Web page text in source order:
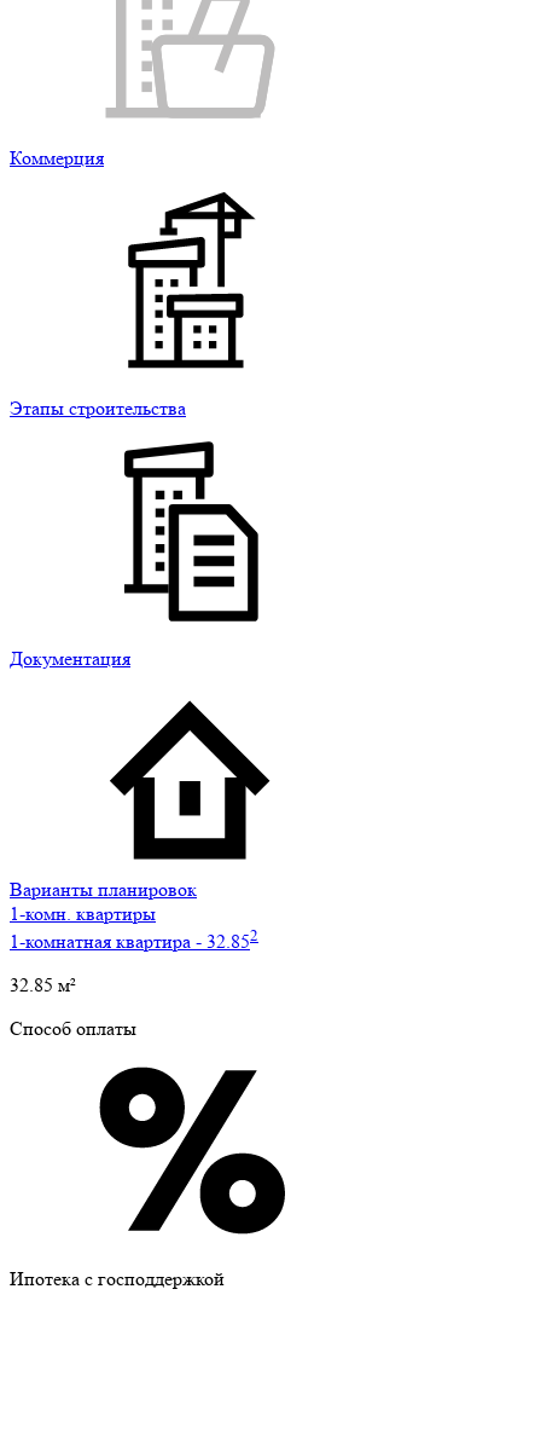
Коммерция
Этапы строительства
Документация
Варианты планировок
1-комн. квартиры
1-комнатная квартира - 32.852
32.85 м²
Способ оплаты
Ипотека с господдержкой